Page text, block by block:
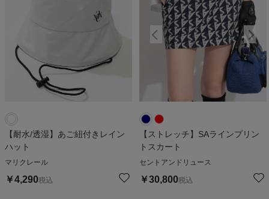
【耐水/透湿】あご紐付きレイン
ハット
マリクレール
￥4,290税込
【ストレッチ】SAラインプリン
トスカート
セントアンドリュース
￥30,800税込